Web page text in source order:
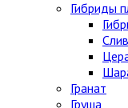
Гибриды
Гранат
Груша